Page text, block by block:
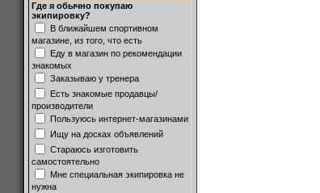
Где я обычно покупаю
экипировку?
В ближайшем спортивном
магазине, из того, что есть
Еду в магазин по рекомендации
знакомых
Заказываю у тренера
Есть знакомые продавцы/
производители
Пользуюсь интернет-магазинами
Ищу на досках объявлений
Стараюсь изготовить
самостоятельно
Мне специальная экипировка не
нужна